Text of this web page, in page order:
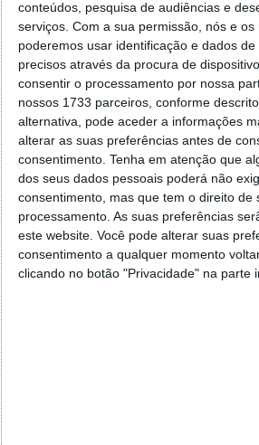
conteúdos, pesquisa de audiências e
serviços. Com a sua permissão, nós e os
poderemos usar identificação e dados
precisos através da procura de
consentir o processamento por nossa
nossos 1733 parceiros, conforme
alternativa, pode aceder a informações
alterar as suas preferências antes de
consentimento. Tenha em atenção que
dos seus dados pessoais poderá não
consentimento, mas que tem o direito de
processamento. As suas preferências
este website. Você pode alterar suas
consentimento a qualquer momento
clicando no botão "Privacidade" na parte
portabilidade de memória está a
requisito básico, e não um